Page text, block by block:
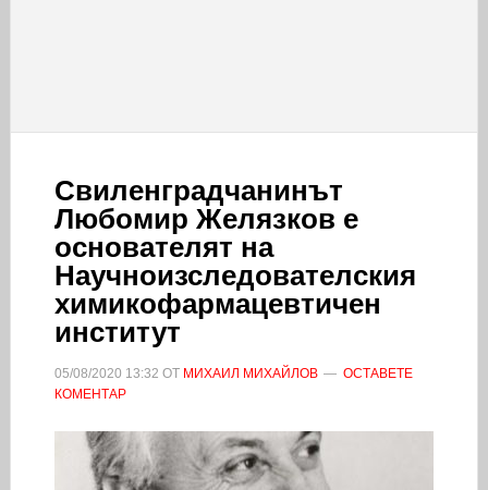
Свиленградчанинът
Любомир Желязков е
основателят на
Научноизследователския
химикофармацевтичен
институт
05/08/2020 13:32 ОТ МИХАИЛ МИХАЙЛОВ
ОСТАВЕТЕ
КОМЕНТАР